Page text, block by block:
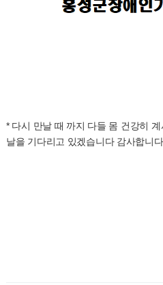
* 다시 만날 때 까지 다들 몸 건강히
날을 기다리고 있겠습니다 감사합니다.